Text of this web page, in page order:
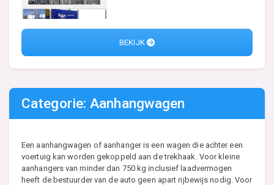
BEKIJK
Categorie: Aanhangwagen
Een aanhangwagen of aanhanger is een wagen die achter een
voertuig kan worden gekoppeld aan de trekhaak. Voor kleine
aanhangers van minder dan 750 kg inclusief laadvermogen
heeft de bestuurder van de auto geen apart rijbewijs nodig. Voor